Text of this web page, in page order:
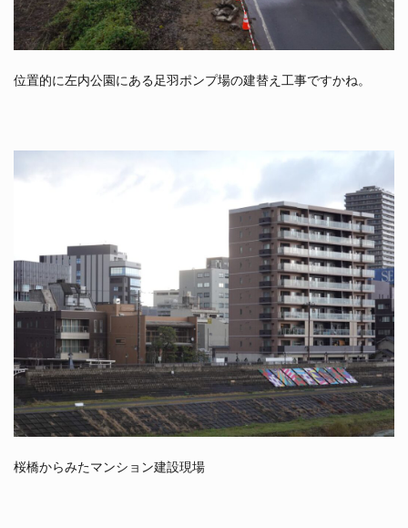
位置的に左内公園にある足羽ポンプ場の建替え工事ですかね。
桜橋からみたマンション建設現場